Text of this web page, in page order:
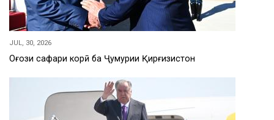
JUL, 30, 2026
Оғози сафари корӣ ба Ҷумҳурии Қирғизистон